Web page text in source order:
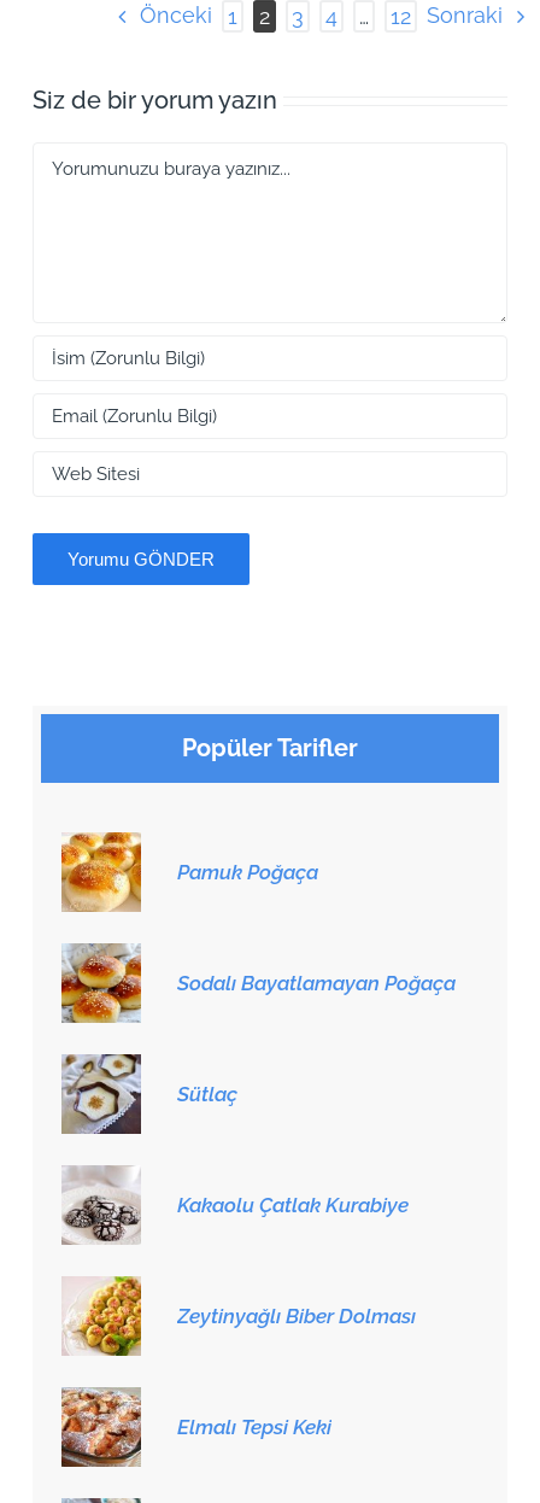
Önceki 1 2 3 4 … 12 Sonraki
Siz de bir yorum yazın
Popüler Tarifler
Pamuk Poğaça
Sodalı Bayatlamayan Poğaça
Sütlaç
Kakaolu Çatlak Kurabiye
Zeytinyağlı Biber Dolması
Elmalı Tepsi Keki